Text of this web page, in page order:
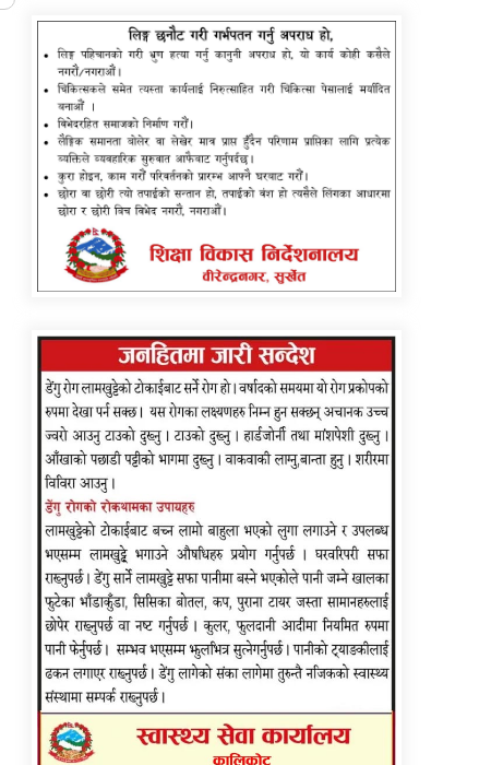
दौडमा न्यौपाने अनुभव र नेतृत्वको बलियो दाबी
डोल्पाका लागि ग्यास बोकेको ट्रक दुर्घटनाग्रस्त